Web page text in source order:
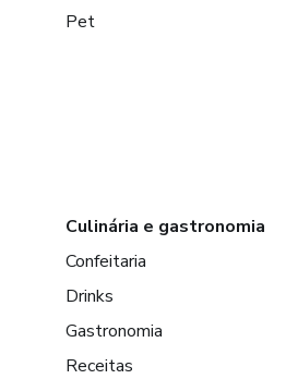
Pet
Culinária e gastronomia
Confeitaria
Drinks
Gastronomia
Receitas